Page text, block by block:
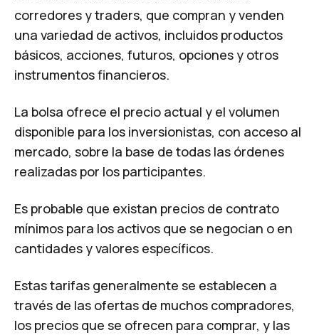
corredores y traders, que compran y venden
una variedad de activos, incluidos productos
básicos, acciones, futuros, opciones y otros
instrumentos financieros.
La bolsa ofrece el precio actual y el volumen
disponible para los inversionistas, con acceso al
mercado, sobre la base de todas las órdenes
realizadas por los participantes.
Es probable que existan precios de contrato
mínimos para los activos que se negocian o en
cantidades y valores específicos.
Estas tarifas generalmente se establecen a
través de las ofertas de muchos compradores,
los precios que se ofrecen para comprar, y las